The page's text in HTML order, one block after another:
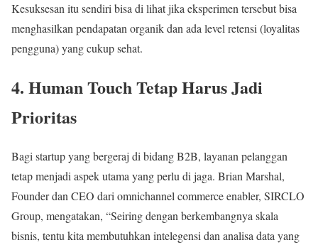
Kesuksesan itu sendiri bisa di lihat jika eksperimen tersebut bisa
menghasilkan pendapatan organik dan ada level retensi (loyalitas
pengguna) yang cukup sehat.
4. Human Touch Tetap Harus Jadi
Prioritas
Bagi startup yang bergeraj di bidang B2B, layanan pelanggan
tetap menjadi aspek utama yang perlu di jaga. Brian Marshal,
Founder dan CEO dari omnichannel commerce enabler, SIRCLO
Group, mengatakan, “Seiring dengan berkembangnya skala
bisnis, tentu kita membutuhkan intelegensi dan analisa data yang